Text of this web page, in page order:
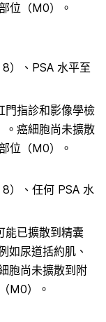
位（M0）。
）、PSA 水平至
門指診和影像學檢
。癌細胞尚未擴散
位（M0）。
）、任何 PSA 水
能已擴散到精囊
如尿道括約肌、
胞尚未擴散到附
M0）。